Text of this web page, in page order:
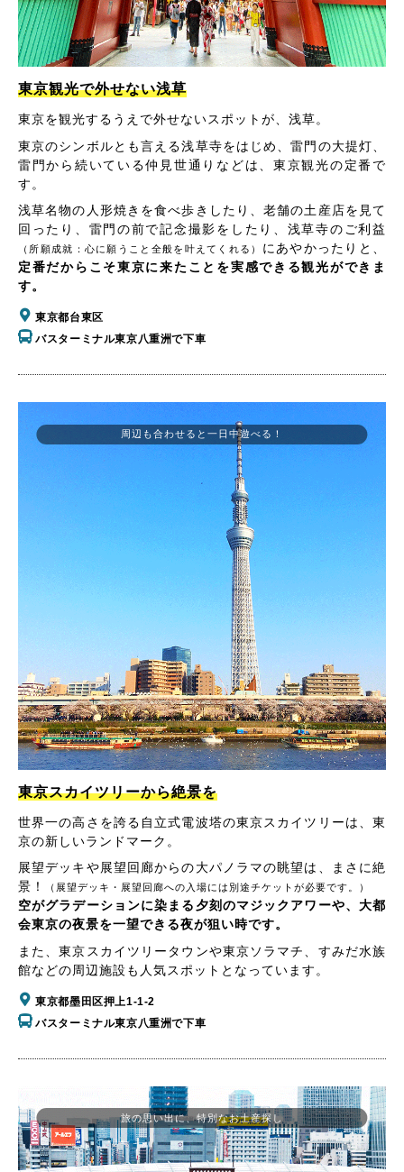
東京観光で外せない浅草
東京を観光するうえで外せないスポットが、浅草。
東京のシンボルとも言える浅草寺をはじめ、雷門の大提灯、
雷門から続いている仲見世通りなどは、東京観光の定番で
す。
浅草名物の人形焼きを食べ歩きしたり、老舗の土産店を見て
回ったり、雷門の前で記念撮影をしたり、浅草寺のご利益
（所願成就：心に願うこと全般を叶えてくれる）
にあやかったりと、
定番だからこそ東京に来たことを実感できる観光ができま
す。
東京都台東区
バスターミナル東京八重洲で下車
周辺も合わせると一日中遊べる！
東京スカイツリーから絶景を
世界一の高さを誇る自立式電波塔の東京スカイツリーは、東
京の新しいランドマーク。
展望デッキや展望回廊からの大パノラマの眺望は、まさに絶
景！
（展望デッキ・展望回廊への入場には別途チケットが必要です。）
空がグラデーションに染まる夕刻のマジックアワーや、大都
会東京の夜景を一望できる夜が狙い時です。
また、東京スカイツリータウンや東京ソラマチ、すみだ水族
館などの周辺施設も人気スポットとなっています。
東京都墨田区押上1-1-2
バスターミナル東京八重洲で下車
旅の思い出に、特別なお土産探し